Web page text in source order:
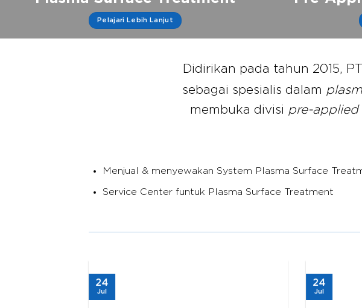
Pelajari Lebih Lanjut
Didirikan pada tahun 2015,
sebagai spesialis dalam
membuka divisi pre-applied
Menjual & menyewakan System Plasma Surface
Service Center funtuk Plasma Surface Treatment
24
Jul
24
Jul